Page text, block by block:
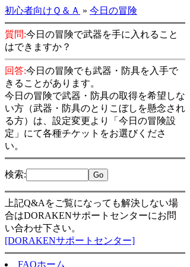
初心者向けＱ＆Ａ » 今日の冒険
質問:今日の冒険で武器を手に入れること
はできますか？
回答:今日の冒険でも武器・防具を入手で
きることがあります。
今日の冒険で武器・防具の取得を希望しな
い方（武器・防具のとりこぼしを懸念され
る方）は、設定変更より「今日の冒険設
定」にて各種チケットをお選びくださ
い。
検索:
上記Q&Aをご覧になっても解決しない場
合はDORAKENサポートセンターにお問
い合わせ下さい。
[DORAKENサポートセンター]
FAQホーム